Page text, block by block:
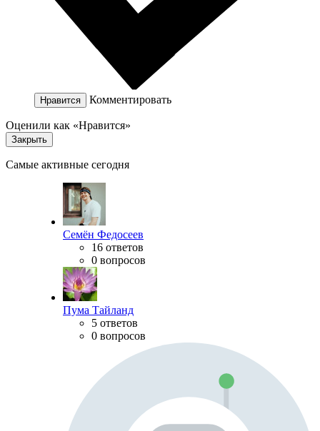
Нравится Комментировать
Оценили как «Нравится»
Закрыть
Самые активные сегодня
Семён Федосеев
16 ответов
0 вопросов
Пума Тайланд
5 ответов
0 вопросов